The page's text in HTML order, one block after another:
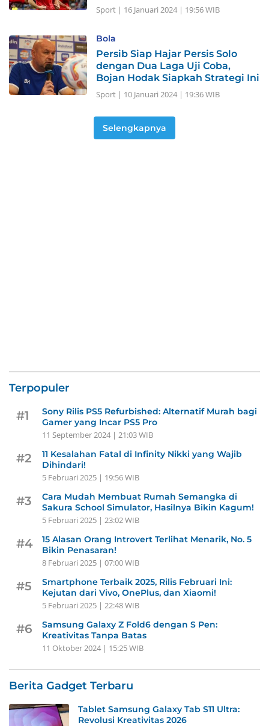
Sport| 16 Januari 2024 | 19:56 WIB
Bola
Persib Siap Hajar Persis Solo
dengan Dua Laga Uji Coba,
Bojan Hodak Siapkah Strategi Ini
Sport| 10 Januari 2024 | 19:36 WIB
Selengkapnya
Terpopuler
#1
Sony Rilis PS5 Refurbished: Alternatif Murah bagi
Gamer yang Incar PS5 Pro
11 September 2024 | 21:03 WIB
#2
11 Kesalahan Fatal di Infinity Nikki yang Wajib
Dihindari!
5 Februari 2025 | 19:56 WIB
#3
Cara Mudah Membuat Rumah Semangka di
Sakura School Simulator, Hasilnya Bikin Kagum!
5 Februari 2025 | 23:02 WIB
#4
15 Alasan Orang Introvert Terlihat Menarik, No. 5
Bikin Penasaran!
8 Februari 2025 | 07:00 WIB
#5
Smartphone Terbaik 2025, Rilis Februari Ini:
Kejutan dari Vivo, OnePlus, dan Xiaomi!
5 Februari 2025 | 22:48 WIB
#6
Samsung Galaxy Z Fold6 dengan S Pen:
Kreativitas Tanpa Batas
11 Oktober 2024 | 15:25 WIB
Berita Gadget Terbaru
Tablet Samsung Galaxy Tab S11 Ultra:
Revolusi Kreativitas 2026